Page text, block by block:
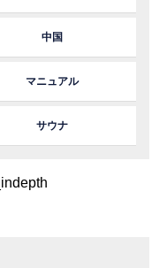
中国
マニュアル
サウナ